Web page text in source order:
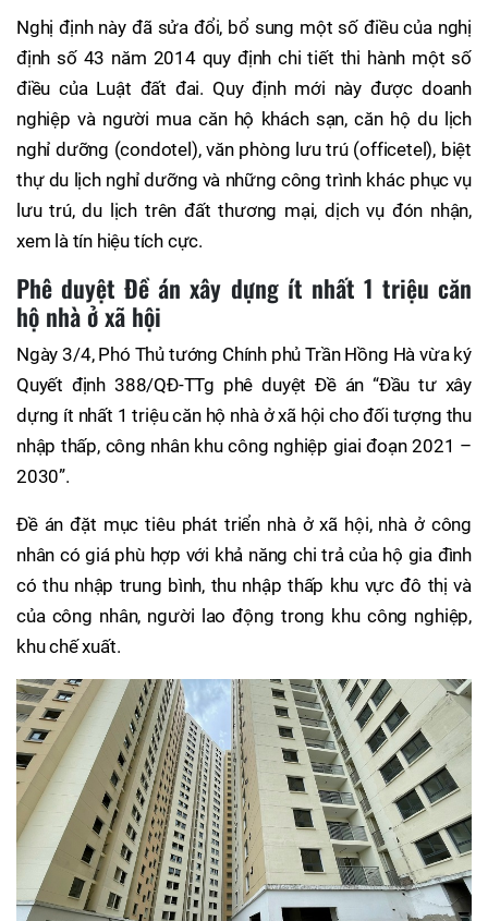
Nghị định này đã sửa đổi, bổ sung một số điều của nghị
định số 43 năm 2014 quy định chi tiết thi hành một số
điều của Luật đất đai. Quy định mới này được doanh
nghiệp và người mua căn hộ khách sạn, căn hộ du lịch
nghỉ dưỡng (condotel), văn phòng lưu trú (officetel), biệt
thự du lịch nghỉ dưỡng và những công trình khác phục vụ
lưu trú, du lịch trên đất thương mại, dịch vụ đón nhận,
xem là tín hiệu tích cực.
Phê duyệt Đề án xây dựng ít nhất 1 triệu căn
hộ nhà ở xã hội
Ngày 3/4, Phó Thủ tướng Chính phủ Trần Hồng Hà vừa ký
Quyết định 388/QĐ-TTg phê duyệt Đề án “Đầu tư xây
dựng ít nhất 1 triệu căn hộ nhà ở xã hội cho đối tượng thu
nhập thấp, công nhân khu công nghiệp giai đoạn 2021 –
2030”.
Đề án đặt mục tiêu phát triển nhà ở xã hội, nhà ở công
nhân có giá phù hợp với khả năng chi trả của hộ gia đình
có thu nhập trung bình, thu nhập thấp khu vực đô thị và
của công nhân, người lao động trong khu công nghiệp,
khu chế xuất.